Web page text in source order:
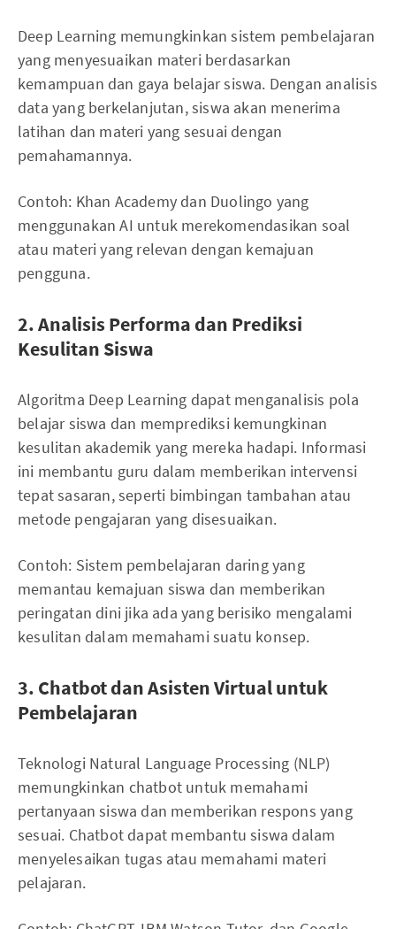
Deep Learning memungkinkan sistem pembelajaran
yang menyesuaikan materi berdasarkan
kemampuan dan gaya belajar siswa. Dengan analisis
data yang berkelanjutan, siswa akan menerima
latihan dan materi yang sesuai dengan
pemahamannya.
Contoh: Khan Academy dan Duolingo yang
menggunakan AI untuk merekomendasikan soal
atau materi yang relevan dengan kemajuan
pengguna.
2. Analisis Performa dan Prediksi
Kesulitan Siswa
Algoritma Deep Learning dapat menganalisis pola
belajar siswa dan memprediksi kemungkinan
kesulitan akademik yang mereka hadapi. Informasi
ini membantu guru dalam memberikan intervensi
tepat sasaran, seperti bimbingan tambahan atau
metode pengajaran yang disesuaikan.
Contoh: Sistem pembelajaran daring yang
memantau kemajuan siswa dan memberikan
peringatan dini jika ada yang berisiko mengalami
kesulitan dalam memahami suatu konsep.
3. Chatbot dan Asisten Virtual untuk
Pembelajaran
Teknologi Natural Language Processing (NLP)
memungkinkan chatbot untuk memahami
pertanyaan siswa dan memberikan respons yang
sesuai. Chatbot dapat membantu siswa dalam
menyelesaikan tugas atau memahami materi
pelajaran.